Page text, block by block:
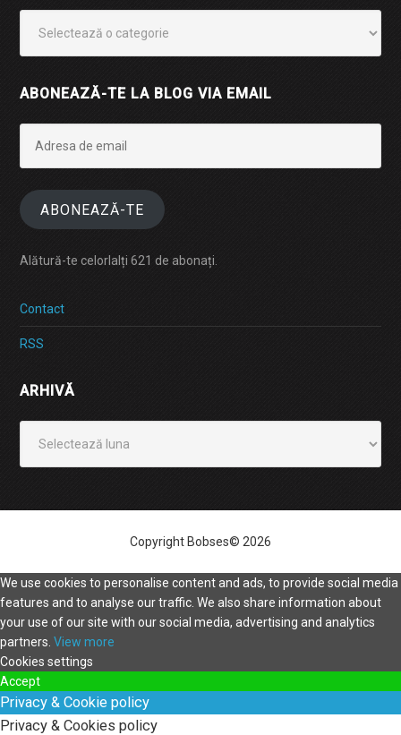
ABONEAZĂ-TE LA BLOG VIA EMAIL
email
ABONEAZĂ-TE
Alătură-te celorlalți 621 de abonați.
Contact
RSS
ARHIVĂ
Copyright Bobses© 2026
We use cookies to personalise content and ads, to provide social media
features and to analyse our traffic. We also share information about
your use of our site with our social media, advertising and analytics
partners. View more
Cookies settings
Accept
Privacy & Cookie policy
Privacy & Cookies policy